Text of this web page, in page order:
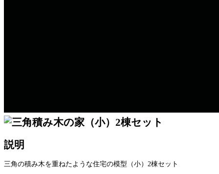
説明
三角の積み木を重ねたような住宅の模型（小）2棟セット